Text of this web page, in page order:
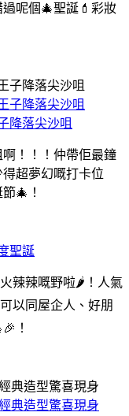
呢個🎄聖誕💄彩妝
降落尖沙咀
！！！仲帶佢最鐘
超夢幻嘅打卡位
🎄！
聖誕
辣辣嘅野啦🌶！人氣
以同屋企人、好朋
！